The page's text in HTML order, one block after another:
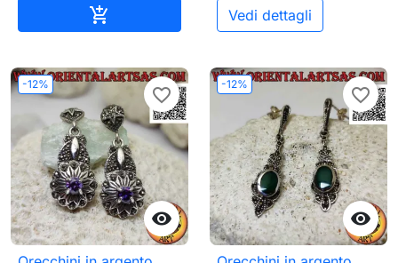
 Aggiungi al carrelloVedi dettagli
-12%

favorite_border
-12%

favorite_border